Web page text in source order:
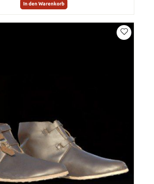
In den Warenkorb